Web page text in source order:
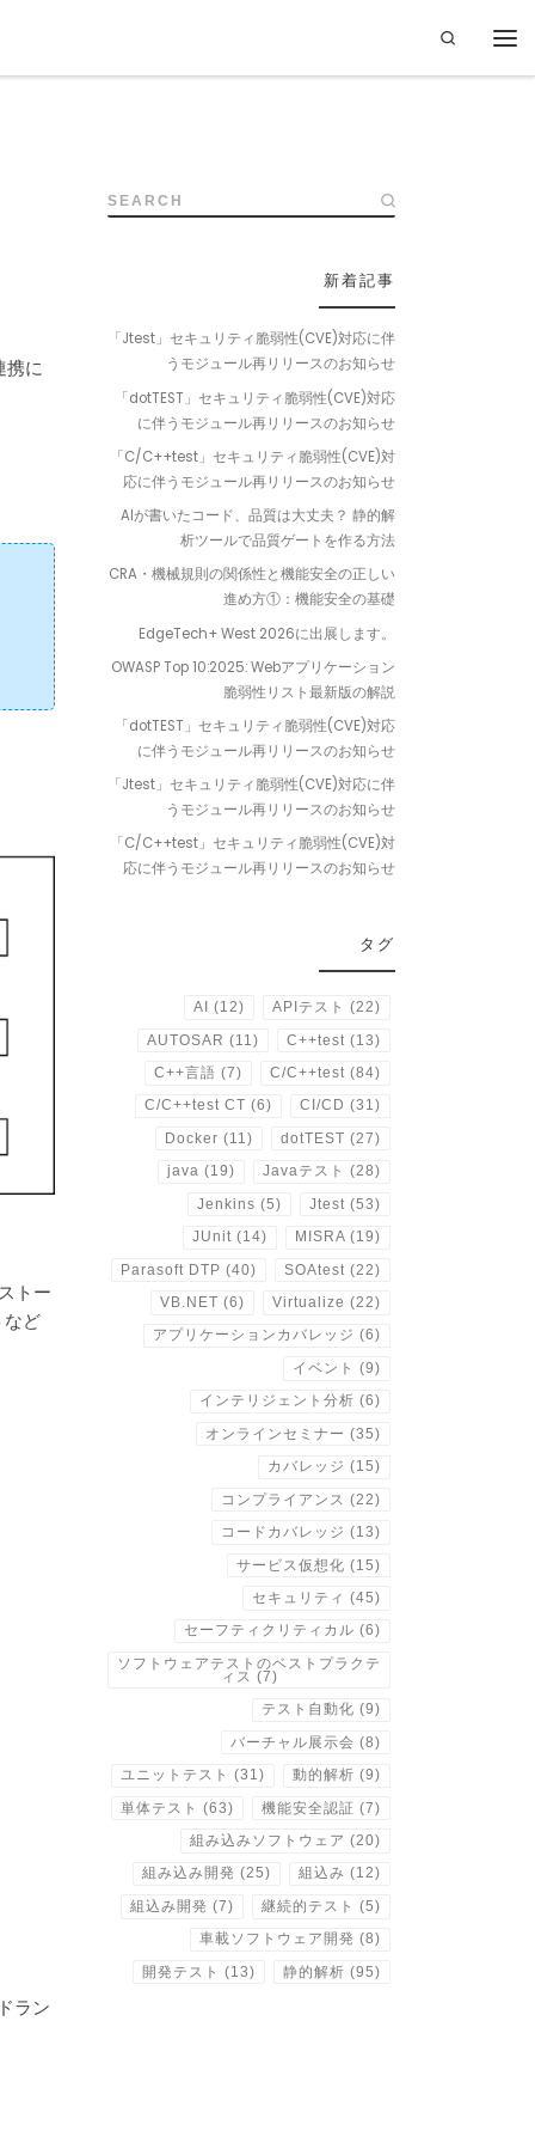
Search
携に
トー
ど
ラン
SEARCH
新着記事
「Jtest」セキュリティ脆弱性(CVE)対応に伴
うモジュール再リリースのお知らせ
「dotTEST」セキュリティ脆弱性(CVE)対応
に伴うモジュール再リリースのお知らせ
「C/C++test」セキュリティ脆弱性(CVE)対
応に伴うモジュール再リリースのお知らせ
AIが書いたコード、品質は大丈夫？ 静的解
析ツールで品質ゲートを作る方法
CRA・機械規則の関係性と機能安全の正しい
進め方①：機能安全の基礎
EdgeTech+ West 2026に出展します。
OWASP Top 10:2025: Webアプリケーション
脆弱性リスト最新版の解説
「dotTEST」セキュリティ脆弱性(CVE)対応
に伴うモジュール再リリースのお知らせ
「Jtest」セキュリティ脆弱性(CVE)対応に伴
うモジュール再リリースのお知らせ
「C/C++test」セキュリティ脆弱性(CVE)対
応に伴うモジュール再リリースのお知らせ
タグ
AI (12) APIテスト (22)
AUTOSAR (11) C++test (13)
C++言語 (7) C/C++test (84)
C/C++test CT (6) CI/CD (31)
Docker (11) dotTEST (27)
java (19) Javaテスト (28)
Jenkins (5) Jtest (53)
JUnit (14) MISRA (19)
Parasoft DTP (40) SOAtest (22)
VB.NET (6) Virtualize (22)
アプリケーションカバレッジ (6)
イベント (9)
インテリジェント分析 (6)
オンラインセミナー (35)
カバレッジ (15)
コンプライアンス (22)
コードカバレッジ (13)
サービス仮想化 (15)
セキュリティ (45)
セーフティクリティカル (6)
ソフトウェアテストのベストプラクテ
ィス (7)
テスト自動化 (9)
バーチャル展示会 (8)
ユニットテスト (31) 動的解析 (9)
単体テスト (63) 機能安全認証 (7)
組み込みソフトウェア (20)
組み込み開発 (25) 組込み (12)
組込み開発 (7) 継続的テスト (5)
車載ソフトウェア開発 (8)
開発テスト (13) 静的解析 (95)